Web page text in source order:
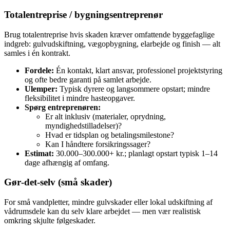
Totalentreprise / bygningsentreprenør
Brug totalentreprise hvis skaden kræver omfattende byggefaglige
indgreb: gulvudskiftning, vægopbygning, elarbejde og finish — alt
samles i én kontrakt.
Fordele: Én kontakt, klart ansvar, professionel projektstyring
og ofte bedre garanti på samlet arbejde.
Ulemper: Typisk dyrere og langsommere opstart; mindre
fleksibilitet i mindre hasteopgaver.
Spørg entreprenøren:
Er alt inklusiv (materialer, oprydning,
myndighedstilladelser)?
Hvad er tidsplan og betalingsmilestone?
Kan I håndtere forsikringssager?
Estimat: 30.000–300.000+ kr.; planlagt opstart typisk 1–14
dage afhængig af omfang.
Gør‑det‑selv (små skader)
For små vandpletter, mindre gulvskader eller lokal udskiftning af
vådrumsdele kan du selv klare arbejdet — men vær realistisk
omkring skjulte følgeskader.